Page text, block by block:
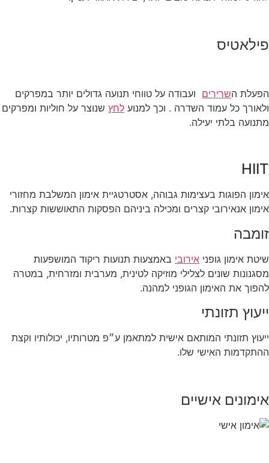
פילאטיס
הפעלת השרירים ועבודה על טווחי תנועה גדולים יותר במפרקים
ולאורך כל עמוד השדרה . וכך למנוע לחץ שנוצר על חוליות ומפרקים
מתנועה בלתי יעילה.
HIIT
אימון הפוגות בעצימות גבוהה, אסטרטגיית אימון המשלבת מחזורי
אימון אנאירובי קצרים ומכילה ביניהם הפסקות התאוששות קצרות.
זומבה
שיטת אימון גופני אירובי באמצעות תנועות ריקוד המושפעות
מסגנונות שונים לצלילי מוזיקה לטינית, מערבית ומזרחית, במטרה
להפוך את האימון הגופני למהנה.
ייעוץ תזונתי
ייעוץ תזונתי המותאם אישית למתאמן ע״פ מטרותיו, יכולותיו וקצת
ההתקדמות האישי שלו.
אימונים אישיים